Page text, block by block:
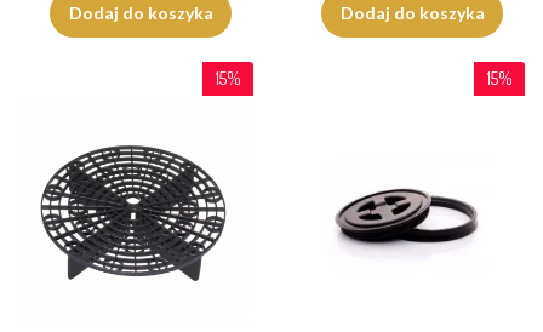
Dodaj do koszyka
Dodaj do koszyka
15% 15%